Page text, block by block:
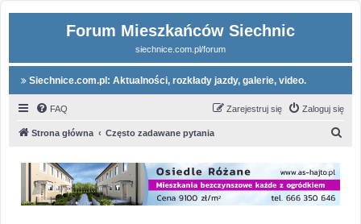
Forum Mieszkańców Siechnic
siechnice.com.pl/forum
Siechnice.com.pl: Aktualności, rozkłady jazdy, galerie, video.
FAQ Zaloguj się
Zarejestruj się
Strona główna Często zadawane pytania